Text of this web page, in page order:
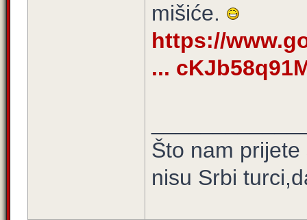
mišiće.
https://
...
Što nam
nisu Srbi